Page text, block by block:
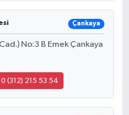
Çankaya
No:3 B Emek Çankaya
0 (312) 215 53 54